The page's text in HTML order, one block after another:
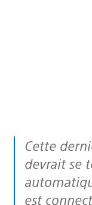
Cette dernière version de GT5
devrait se
est